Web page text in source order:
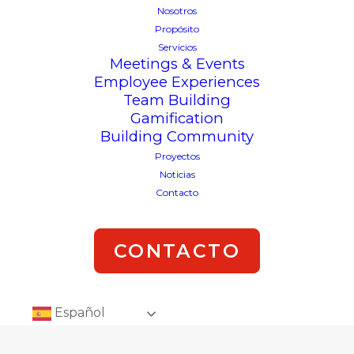
Nosotros
Propósito
Servicios
Meetings & Events
Employee Experiences
Team Building
Gamification
Building Community
Proyectos
Noticias
Contacto
CONTACTO
Español